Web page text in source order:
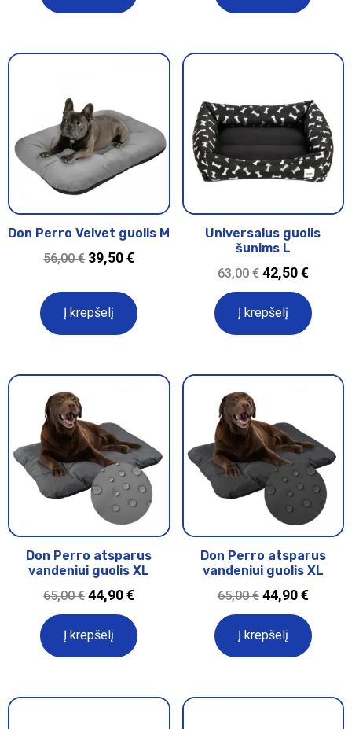
Don Perro Velvet guolis M
56,00€ 39,50€
Į krepšelį
Universalus guolis
šunims L
63,00€ 42,50€
Į krepšelį
Don Perro atsparus
vandeniui guolis XL
65,00€ 44,90€
Į krepšelį
Don Perro atsparus
vandeniui guolis XL
65,00€ 44,90€
Į krepšelį